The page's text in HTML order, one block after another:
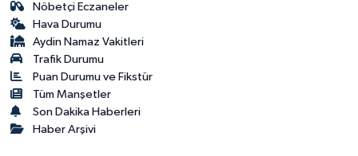
Nöbetçi Eczaneler
Hava Durumu
Aydin Namaz Vakitleri
Trafik Durumu
Puan Durumu ve Fikstür
Tüm Manşetler
Son Dakika Haberleri
Haber Arşivi